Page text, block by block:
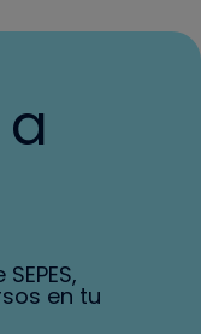
en tu